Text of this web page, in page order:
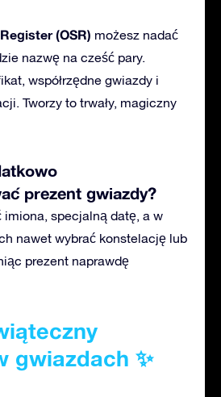
(OSR) możesz nadać
nazwę na cześć pary.
współrzędne gwiazdy i
Tworzy to trwały, magiczny
prezent gwiazdy?
imiona, specjalną datę, a w
nawet wybrać konstelację lub
prezent naprawdę
gwiazdach ✨